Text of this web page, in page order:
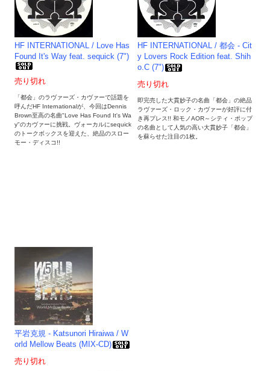
HF INTERNATIONAL / Love Has
Found It's Way feat. sequick (7")
売り切れ
「都会」のラヴァーズ・カヴァーで話題を
呼んだHF Internationalが、今回はDennis
Brown至高の名曲"Love Has Found It's Wa
y"のカヴァーに挑戦。ヴォーカルにsequick
のトークボックスを迎えた、絶品のスロー
モー・ディスコ!!
HF INTERNATIONAL / 都会 - Cit
y Lovers Rock Edition feat. Shih
o.C (7")
売り切れ
即完売した大貫妙子の名曲「都会」の絶品
ラヴァーズ・ロック・カヴァーが好評に付
き再プレス!! 和モノAOR～シティ・ポップ
の名曲として人気の高い大貫妙子「都会」
を蘇らせた注目の1枚。
平岩克規 - Katsunori Hiraiwa / W
orld Mellow Beats (MIX-CD)
売り切れ